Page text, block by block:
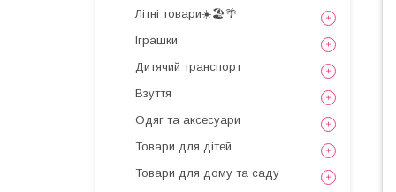
Літні товари☀️🏖️🌴
Іграшки
Дитячий транспорт
Взуття
Одяг та аксесуари
Товари для дітей
Товари для дому та саду